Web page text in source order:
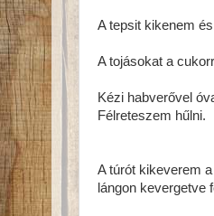
A tepsit kikenem
A tojásokat a
Kézi habverővel
Félreteszem hűlni.
A túrót kikeverem
lángon kevergetve